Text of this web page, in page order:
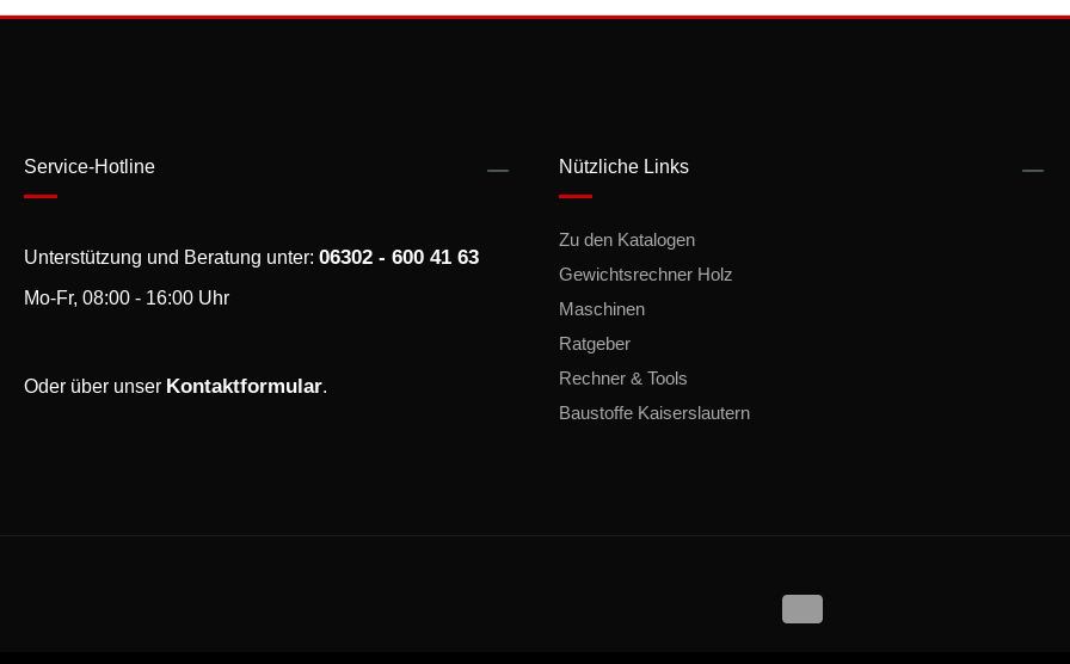
Service-Hotline
Unterstützung und Beratung unter: 06302 - 600 41 63
Mo-Fr, 08:00 - 16:00 Uhr
Oder über unser Kontaktformular.
Nützliche Links
Zu den Katalogen
Gewichtsrechner Holz
Maschinen
Ratgeber
Rechner & Tools
Baustoffe Kaiserslautern